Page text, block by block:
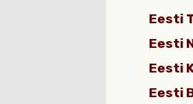
Eesti
Eesti
Eesti
Eesti